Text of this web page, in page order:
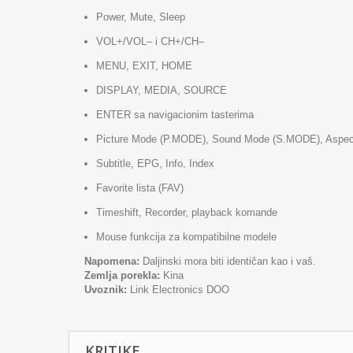
Power, Mute, Sleep
VOL+/VOL– i CH+/CH–
MENU, EXIT, HOME
DISPLAY, MEDIA, SOURCE
ENTER sa navigacionim tasterima
Picture Mode (P.MODE), Sound Mode (S.MODE),
Subtitle, EPG, Info, Index
Favorite lista (FAV)
Timeshift, Recorder, playback komande
Mouse funkcija za kompatibilne modele
Napomena: Daljinski mora biti identičan kao i vaš.
Zemlja porekla: Kina
Uvoznik: Link Electronics DOO